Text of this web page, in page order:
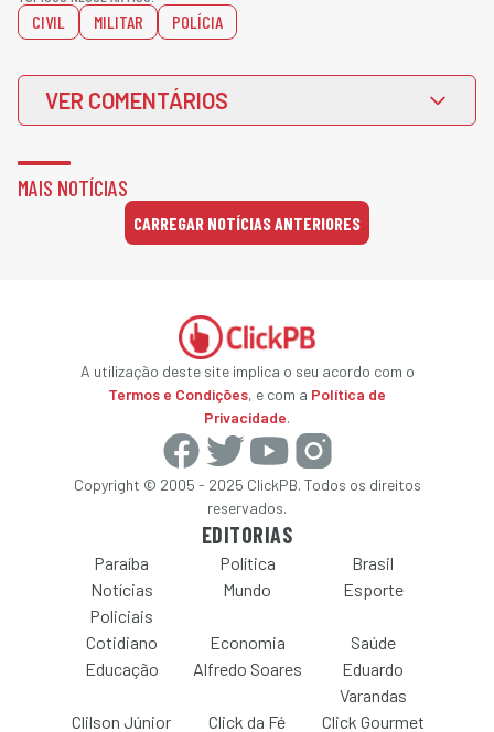
CIVIL MILITAR POLÍCIA
VER COMENTÁRIOS
MAIS NOTÍCIAS
CARREGAR NOTÍCIAS ANTERIORES
A utilização deste site implica o seu acordo com o
Termos e Condições, e com a Política de
Privacidade.
Copyright © 2005 - 2025 ClickPB. Todos os direitos
reservados.
EDITORIAS
Paraíba Política
Brasil
Notícias
Policiais
Mundo Esporte
Cotidiano Economia
Saúde
Educação
Alfredo Soares
Eduardo
Varandas
Clilson Júnior
Click da Fé Click Gourmet